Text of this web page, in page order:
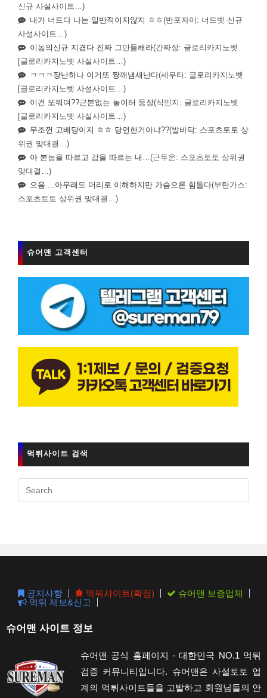
신규 사설사이트…)
내가 너드다 나는 일반적이지않지 ㅎㅎ(반포자이: 너드벳 신규
사설사이트…)
이놈의신규 지겹다 진짜 그만들해라(간짜장: 글로리카지노벳
[글로리카지노벳 사설사이트…)
ㅋㅋㅋ장난하나 이거또 짱깨냄새난다(세우타: 글로리카지노벳
[글로리카지노벳 사설사이트…)
이건 또뭐여??근본없는 놀이터 등장(식민지: 글로리카지노벳
[글로리카지노벳 사설사이트…)
무조껀 고배당이지 ㅎㅎ 당연한거아냐??(발바닥: 스포츠토토 상
위권 맞대결…)
아 본능을 따르고 감을 따르는 내…(근두운: 스포츠토토 상위권
맞대결…)
으음....아무래도 머리로 이해하지만 가슴으론 힘들다(부탄가스:
스포츠토토 상위권 맞대결…)
슈어맨 고객센터
먹튀사이트 검색
공지사항 먹튀사이트(확정)
슈어맨 보증업체
먹튀 제보&신고
슈어맨 사이트 정보
슈어맨 공식 홈페이지 - 대한민국 NO.1 먹튀
검증 커뮤니티입니다. 슈어맨은 사설토토 업
계의 먹튀사이트들을 고발하고 회원님들의 안